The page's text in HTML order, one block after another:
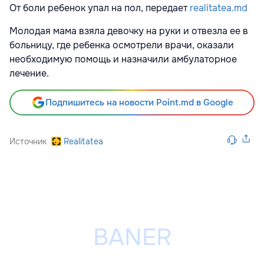
От боли ребенок упал на пол, передаетrealitatea.md
Молодая мама взяла девочку на руки и отвезла ее в
больницу, где ребенка осмотрели врачи, оказали
необходимую помощь и назначили амбулаторное
лечение.
Подпишитесь на новости Point.md в Google
Источник Realitatea